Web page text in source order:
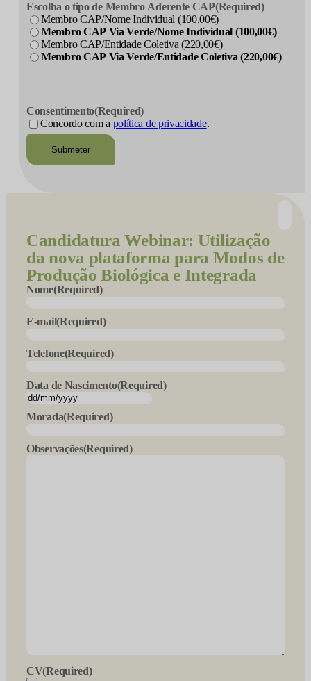
Escolha o tipo de Membro Aderente CAP(Required)
Membro CAP/Nome Individual (100,00€)
Membro CAP Via Verde/Nome Individual (100,00€)
Membro CAP/Entidade Coletiva (220,00€)
Membro CAP Via Verde/Entidade Coletiva (220,00€)
Consentimento(Required)
Concordo com a política de privacidade.
CandidaturaWebinar: Utilização
da nova plataforma para Modos de
Produção Biológica e Integrada
Nome(Required)
E-mail(Required)
Telefone(Required)
Data de Nascimento(Required)
DD
slash
YYYY
Morada(Required)
Observações(Required)
CV(Required)